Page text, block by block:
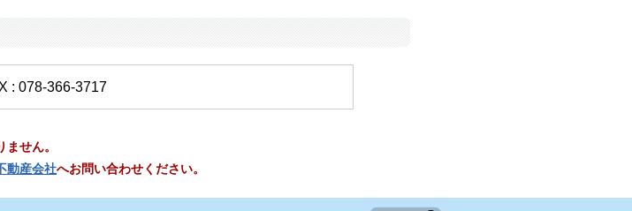
078-366-3717
せん。
動産会社へお問い合わせください。